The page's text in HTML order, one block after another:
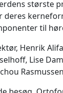
største
deres
til
Henrik
Lise